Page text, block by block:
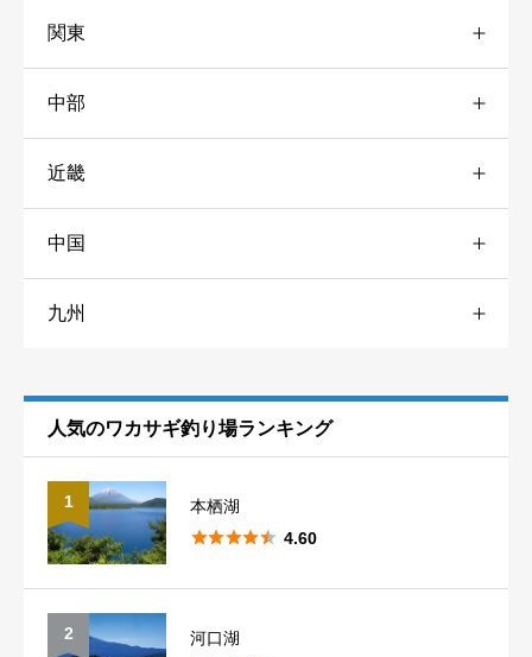
道北
道南
道東
宮城
山形
秋田
岩手
青森
福島 5
関東
栃木
神奈川
千葉
東京
埼玉 7
中部
愛知
岐阜
静岡
長野 10
山梨
新潟
近畿
兵庫
奈良
中国
山口
九州
人気のワカサギ釣り場ランキング
1
本栖湖
 4.60
2
河口湖